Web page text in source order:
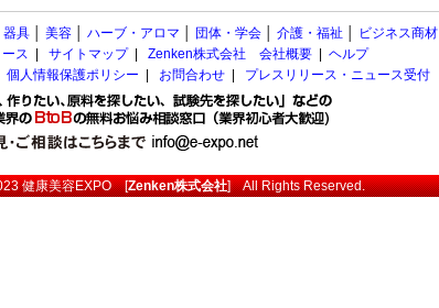
器具 美容 ハーブ・アロマ 団体・学会 介護・福祉
ビジネス商材
ス サイトマップ| Zenken株式会社 会社概要
ヘルプ
個人情報保護ポリシー お問合わせ プレスリリース・ニュース受付
健康美容EXPO[Zenken株式会社] All Rights Reserved.